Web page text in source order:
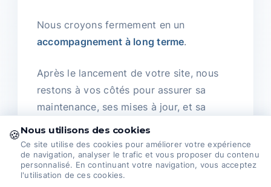
Nous croyons fermement en un
accompagnement à long terme.
Après le lancement de votre site, nous
restons à vos côtés pour assurer sa
maintenance, ses mises à jour, et sa
sécurité.
Notre objectif est de vous permettre de
garder une longueur d’avance.
🍪Nous utilisons des cookies
Ce site utilise des cookies pour améliorer votre expérience
de navigation, analyser le trafic et vous proposer du contenu
personnalisé. En continuant votre navigation, vous acceptez
l'utilisation de ces cookies.